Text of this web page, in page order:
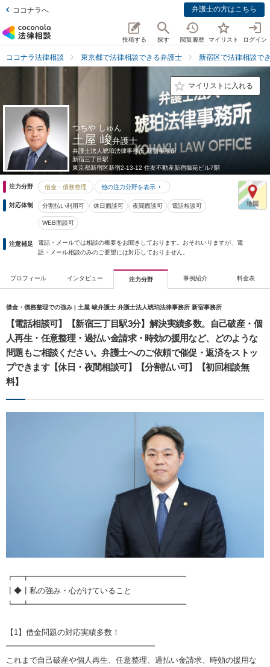
ココナラへ 弁護士の方はこちら
投稿する 探す 閲覧履歴 マイリスト ログイン
ココナラ法律相談 東京都で法律相談できる弁護士 新宿区で法律相談で
マイリストに入れる
つちや しゅん
土屋 峻弁護士
弁護士法人琥珀法律事務所 新宿事務所
新宿三丁目駅
東京都新宿区新宿2-13-12 住友不動産新宿御苑ビル7階
注力分野 借金・債務整理 他の注力分野を表示
対応体制 分割払い利用可 休日面談可 夜間面談可 電話相談可
WEB面談可
注意補足
電話・メールでは相談の概要をお聞きしております。おそれいりますが、電
話・メール相談のみのご要望には対応しておりません。
プロフィール インタビュー 注力分野 事例紹介 料金表
借金・債務整理での強み | 土屋 峻弁護士 弁護士法人琥珀法律事務所 新宿事務所
【電話相談可】【新宿三丁目駅3分】解決実績多数。自己破産・個
人再生・任意整理・過払い金請求・時効の援用など、どのような
問題もご相談ください。弁護士へのご依頼で催促・返済をストッ
プできます【休日・夜間相談可】【分割払い可】【初回相談無
料】
┏━┳━━━━━━━━━━━━━━━━━━━━
┃◆┃私の強み・心がけていること
┗━┻━━━━━━━━━━━━━━━━━━━━
【1】借金問題の対応実績多数！
━━━━━━━━━━━━━━━━━━━
これまで自己破産や個人再生、任意整理、過払い金請求、時効の援用な